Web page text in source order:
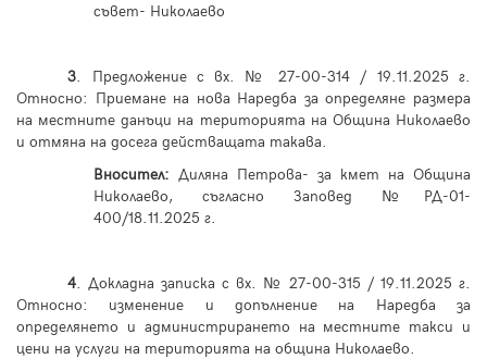
съвет- Николаево
3. Предложение с вх. № 27-00-314 / 19.11.2025 г.
Относно: Приемане на нова Наредба за определяне размера
на местните данъци на територията на Община Николаево
и отмяна на досега действащата такава.
Вносител: Диляна Петрова- за кмет на Община
Николаево, съгласно Заповед №РД-01-
400/18.11.2025 г.
4. Докладна записка с вх. № 27-00-315 / 19.11.2025 г.
Относно: изменение и допълнение на Наредба за
определянето и администрирането на местните такси и
цени на услуги на територията на община Николаево.